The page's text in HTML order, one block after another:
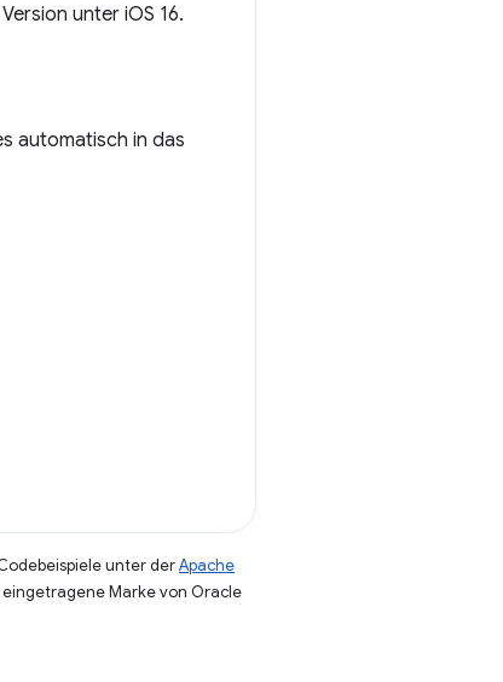
unter iOS 16.
automatisch in das
unter derApache
eingetragene Marke von Oracle